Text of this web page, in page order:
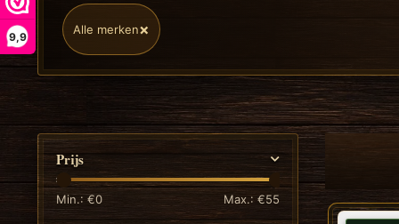
9,9 Alle merken×
Prijs
Min.: €0 Max.: €55